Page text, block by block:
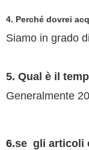
4. Perché dovrei
Siamo in grado
5. Qual è il
Generalmente
6.se gli articoli